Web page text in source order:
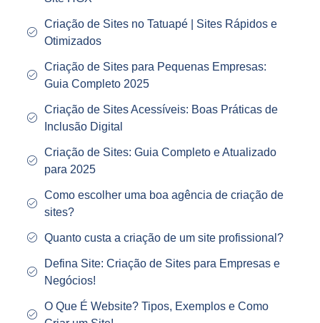
Criação de Sites no Tatuapé | Sites Rápidos e
Otimizados
Criação de Sites para Pequenas Empresas:
Guia Completo 2025
Criação de Sites Acessíveis: Boas Práticas de
Inclusão Digital
Criação de Sites: Guia Completo e Atualizado
para 2025
Como escolher uma boa agência de criação de
sites?
Quanto custa a criação de um site profissional?
Defina Site: Criação de Sites para Empresas e
Negócios!
O Que É Website? Tipos, Exemplos e Como